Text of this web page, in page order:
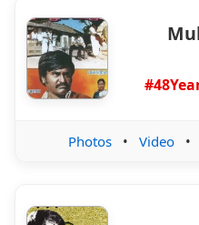
Photos • Video •